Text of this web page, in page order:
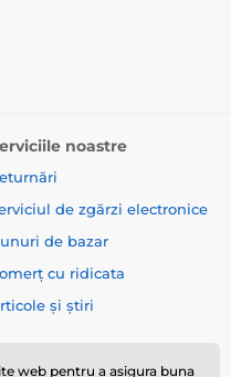
noastre
de zgărzi electronice
de bazar
cu ridicata
și știri
web pentru a asigura buna